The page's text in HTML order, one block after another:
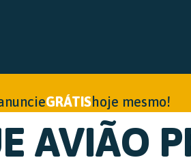
GRÁTIShoje mesmo!
AVIÃO